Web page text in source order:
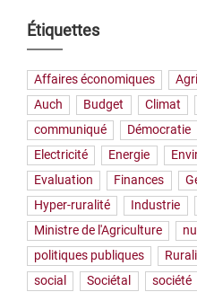
Étiquettes
Affaires économiques
Auch
Budget Climat
communiqué
Démocratie
Electricité
Energie
Evaluation
Finances
Hyper-ruralité
Industrie
Ministre de l'Agriculture
politiques publiques
social
Sociétal société